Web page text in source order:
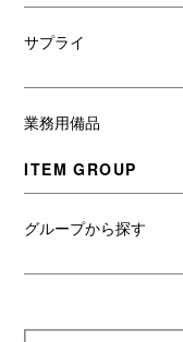
サプライ
業務用備品
ITEM GROUP
グループから探す